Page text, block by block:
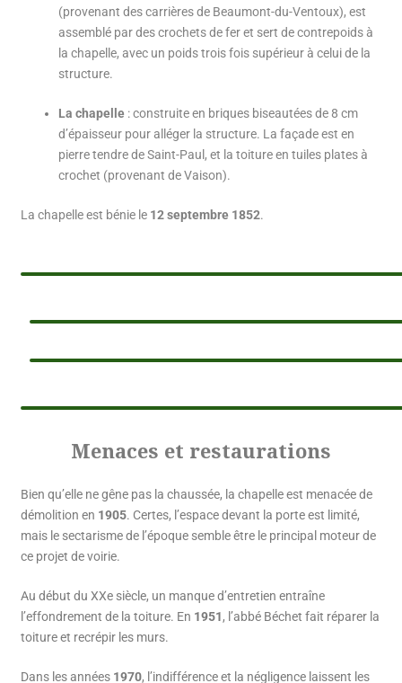
(provenant des carrières de Beaumont-du-Ventoux), est
assemblé par des crochets de fer et sert de contrepoids à
la chapelle, avec un poids trois fois supérieur à celui de la
structure.
La chapelle: construite en briques biseautées de 8 cm
d’épaisseur pour alléger la structure. La façade est en
pierre tendre de Saint-Paul, et la toiture en tuiles plates à
crochet (provenant de Vaison).
La chapelle est bénie le 12 septembre 1852.
Menaces et restaurations
Bien qu’elle ne gêne pas la chaussée, la chapelle est menacée de
démolition en 1905. Certes, l’espace devant la porte est limité,
mais le sectarisme de l’époque semble être le principal moteur de
ce projet de voirie.
Au début du XXe siècle, un manque d’entretien entraîne
l’effondrement de la toiture. En 1951, l’abbé Béchet fait réparer la
toiture et recrépir les murs.
Dans les années 1970, l’indifférence et la négligence laissent les